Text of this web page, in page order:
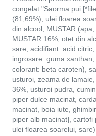
congelat "Saorma pui
(81,69%), ulei floarea
din alcool, MUSTAR
MUSTAR 16%, otet din
sare, acidifiant: acid
ingrosare: guma xanthan,
colorant: beta caroten),
usturoi, zeama de
36%, usturoi pudra,
piper dulce macinat,
macinat, boia iute,
piper alb macinat], cartofi
ulei floarea soarelui,